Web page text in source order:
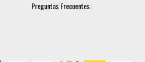
Preguntas Frecuentes